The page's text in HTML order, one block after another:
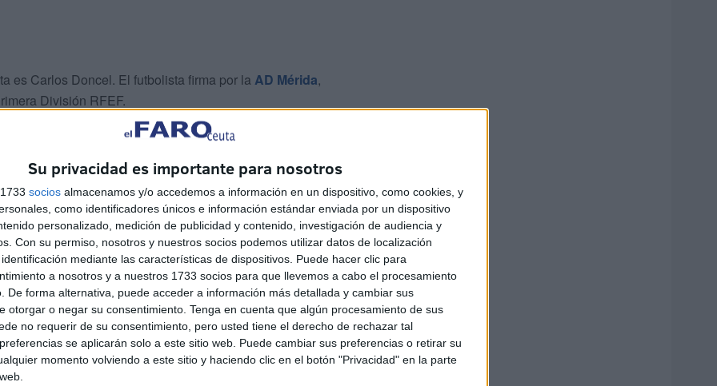
Su privacidad es importante para nosotros
socios almacenamos y/o accedemos a información en un dispositivo, como cookies, y
como identificadores únicos e información estándar enviada por un dispositivo
personalizado, medición de publicidad y contenido, investigación de audiencia y
Con su permiso, nosotros y nuestros socios podemos utilizar datos de localización
mediante las características de dispositivos. Puede hacer clic para
a nosotros y a nuestros 1733 socios para que llevemos a cabo el procesamiento
De forma alternativa, puede acceder a información más detallada y cambiar sus
otorgar o negar su consentimiento. Tenga en cuenta que algún procesamiento de sus
no requerir de su consentimiento, pero usted tiene el derecho de rechazar tal
se aplicarán solo a este sitio web. Puede cambiar sus preferencias o retirar su
momento volviendo a este sitio y haciendo clic en el botón "Privacidad" en la parte
es Carlos Doncel. El futbolista firma por la AD Mérida,
División RFEF.
con lo que podrá mantenerse en la misma categoría
también empezó siendo titular con el Ceuta, pero
principal objetivo la salvación.